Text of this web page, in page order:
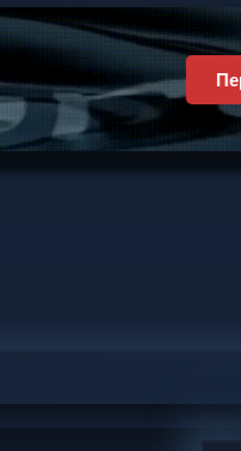
Купить рекламу